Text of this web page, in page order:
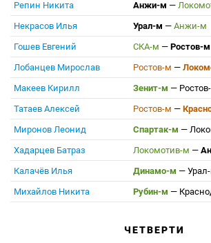
Репин Никита Анжи-м —
Некрасов Илья
Урал-м — Анжи-м
Гошев Евгений
СКА-м — Ростов-м
Лобанцев Мирослав
Ростов-м —
Макеев Кирилл
Зенит-м —
Татаев Алексей
Ростов-м —
Миронов Леонид
Спартак-м —
Хадарцев Батраз
Локомотив-м —
Калачёв Илья
Динамо-м —
Михайлов Никита
Рубин-м —
ЧЕТВЕРТИ